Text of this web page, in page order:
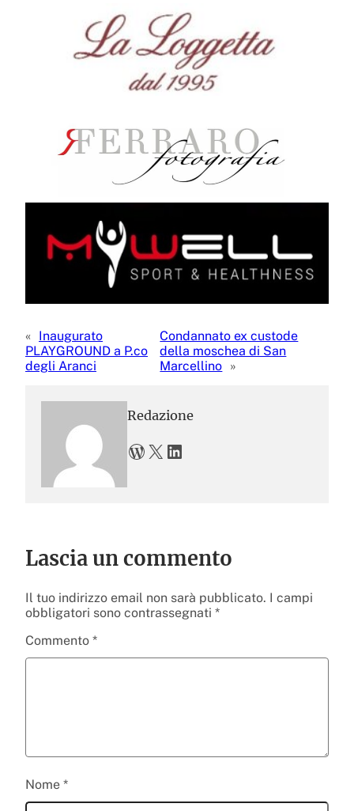
« Inaugurato
PLAYGROUND a P.co
degli Aranci
Condannato ex custode
della moschea di San
Marcellino »
Redazione
WordPress X LinkedIn
Lascia un commento
Il tuo indirizzo email non sarà pubblicato. I campi
obbligatori sono contrassegnati *
Commento *
Nome *